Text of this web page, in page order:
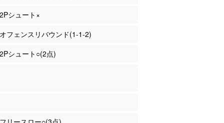
シュート×
フェンスリバウンド(1-1-2)
シュート○(2点)